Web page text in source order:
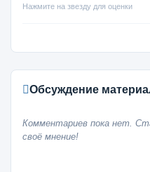
Нажмите на звезду для оценки
Обсуждение
Комментариев пока нет.
своё мнение!